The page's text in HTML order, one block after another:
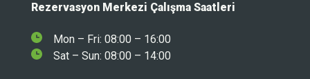
Rezervasyon Merkezi Çalışma Saatleri
Mon – Fri: 08:00 – 16:00
Sat – Sun: 08:00 – 14:00